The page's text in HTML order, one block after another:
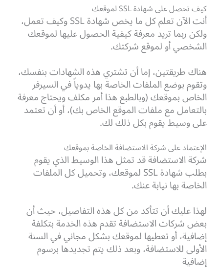
كيف تحصل على شهادة SSL لموقعك
أنت الآن تعلم كل ما يخص شهادة SSL وكيف تعمل،
ولكن ربما تريد معرفة كيفية الحصول عليها لموقعك
الشخصي أو لموقع شركتك.
هناك طريقتين، إما أن تشتري هذه الشهادات بنفسك،
وتقوم بوضع الملفات الخاصة بها يدوياً في السيرفر
الخاص بموقعك (وبالطبع هذا أمر مكلف ويحتاج معرفة
بالتعامل مع ملفات الموقع الخاص بك)، أو أن تعتمد
على وسيط يقوم بكل ذلك لك.
الإعتماد على شركة الاستضافة الخاصة بموقعك
شركة الاستضافة قد تمثل هذا الوسيط الذي يقوم
بطلب شهادة SSL لموقعك، وتحميل كل الملفات
الخاصة بها نيابة عنك.
لهذا عليك أن تتأكد من كل هذه التفاصيل، حيث أن
بعض شركات الاستضافة تقدم هذه الخدمة بتكلفة
إضافية، أو تعطيها لموقعك بشكل مجاني في السنة
الأولى للاستضافة، وبعد ذلك يتم تجديدها برسوم
إضافية